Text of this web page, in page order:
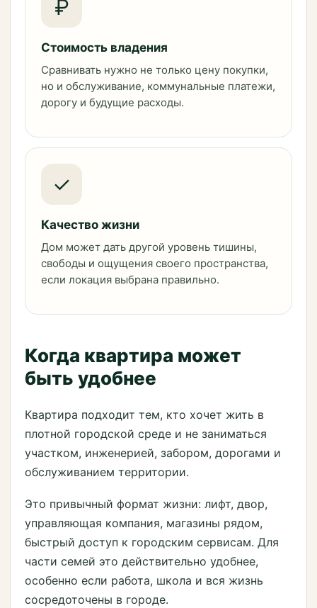
₽
Стоимость владения
Сравнивать нужно не только цену покупки,
но и обслуживание, коммунальные платежи,
дорогу и будущие расходы.
✓
Качество жизни
Дом может дать другой уровень тишины,
свободы и ощущения своего пространства,
если локация выбрана правильно.
Когда квартира может
быть удобнее
Квартира подходит тем, кто хочет жить в
плотной городской среде и не заниматься
участком, инженерией, забором, дорогами и
обслуживанием территории.
Это привычный формат жизни: лифт, двор,
управляющая компания, магазины рядом,
быстрый доступ к городским сервисам. Для
части семей это действительно удобнее,
особенно если работа, школа и вся жизнь
сосредоточены в городе.